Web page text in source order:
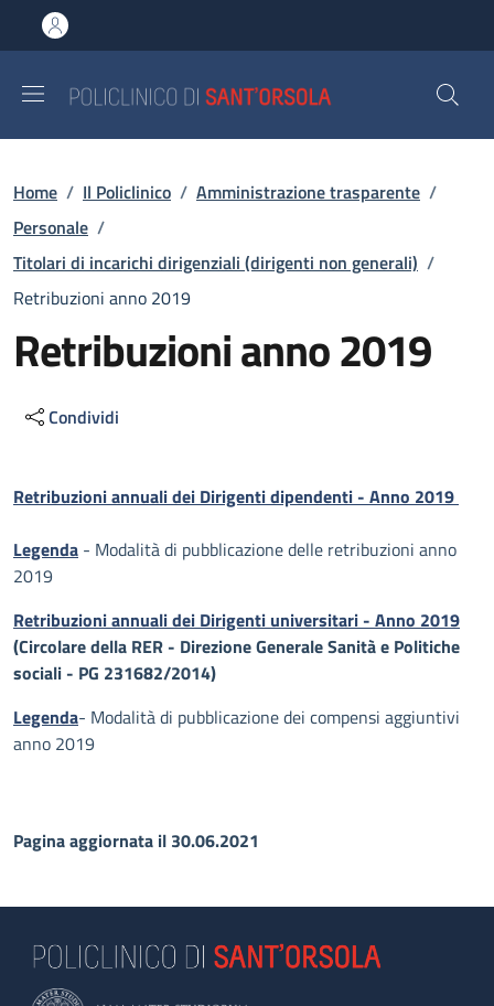
al contenuto principale
to footer content
Briciole di pane
Home / Il Policlinico / Amministrazione trasparente /
Personale /
Titolari di incarichi dirigenziali (dirigenti non generali) /
Retribuzioni anno 2019
Retribuzioni anno 2019
Condividi
Descrizione
Retribuzioni annuali dei Dirigenti dipendenti - Anno 2019
Legenda - Modalità di pubblicazione delle retribuzioni anno
2019
Retribuzioni annuali dei Dirigenti universitari - Anno 2019
(Circolare della RER - Direzione Generale Sanità e Politiche
sociali - PG 231682/2014)
Legenda- Modalità di pubblicazione dei compensi aggiuntivi
anno 2019
Pagina aggiornata il 30.06.2021